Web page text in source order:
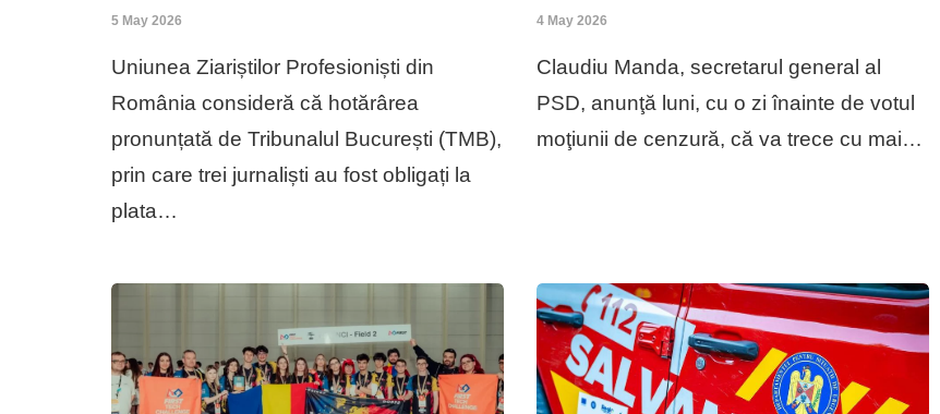
5 May 2026
Uniunea Ziariștilor Profesioniști din
România consideră că hotărârea
pronunțată de Tribunalul București (TMB),
prin care trei jurnaliști au fost obligați la
plata…
4 May 2026
Claudiu Manda, secretarul general al
PSD, anunţă luni, cu o zi înainte de votul
moţiunii de cenzură, că va trece cu mai…